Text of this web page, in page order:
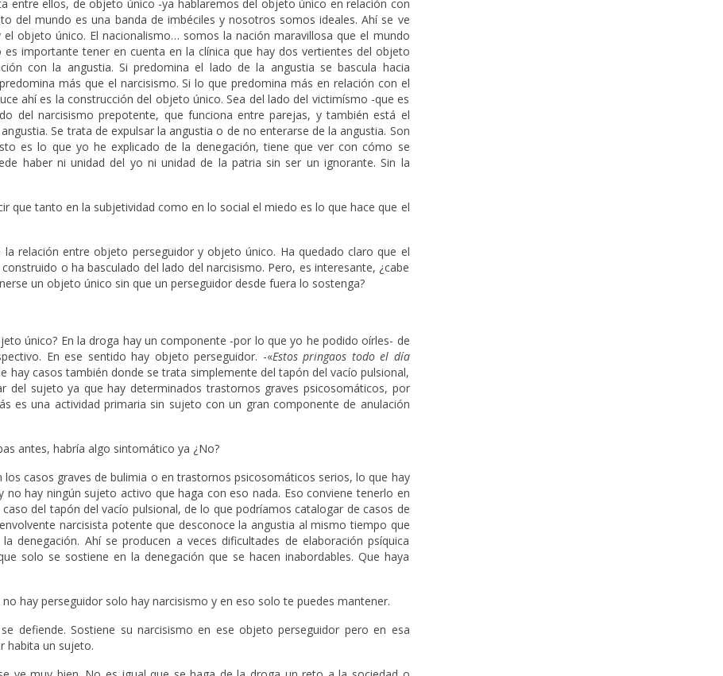
entre ellos, de objeto único -ya hablaremos del objeto único en relación con
del mundo es una banda de imbéciles y nosotros somos ideales. Ahí se ve
objeto único. El nacionalismo… somos la nación maravillosa que el mundo
importante tener en cuenta en la clínica que hay dos vertientes del objeto
con la angustia. Si predomina el lado de la angustia se bascula hacia
más que el narcisismo. Si lo que predomina más en relación con el
ahí es la construcción del objeto único. Sea del lado del victimísmo -que es
del narcisismo prepotente, que funciona entre parejas, y también está el
Se trata de expulsar la angustia o de no enterarse de la angustia. Son
es lo que yo he explicado de la denegación, tiene que ver con cómo se
haber ni unidad del yo ni unidad de la patria sin ser un ignorante. Sin la
que tanto en la subjetividad como en lo social el miedo es lo que hace que el
relación entre objeto perseguidor y objeto único. Ha quedado claro que el
o ha basculado del lado del narcisismo. Pero, es interesante, ¿cabe
un objeto único sin que un perseguidor desde fuera lo sostenga?
único? En la droga hay un componente -por lo que yo he podido oírles- de
En ese sentido hay objeto perseguidor. -«Estos pringaos todo el día
hay casos también donde se trata simplemente del tapón del vacío pulsional,
del sujeto ya que hay determinados trastornos graves psicosomáticos, por
es una actividad primaria sin sujeto con un gran componente de anulación
antes, habría algo sintomático ya ¿No?
los casos graves de bulimia o en trastornos psicosomáticos serios, lo que hay
hay ningún sujeto activo que haga con eso nada. Eso conviene tenerlo en
del tapón del vacío pulsional, de lo que podríamos catalogar de casos de
narcisista potente que desconoce la angustia al mismo tiempo que
denegación. Ahí se producen a veces dificultades de elaboración psíquica
solo se sostiene en la denegación que se hacen inabordables. Que haya
hay perseguidor solo hay narcisismo y en eso solo te puedes mantener.
defiende. Sostiene su narcisismo en ese objeto perseguidor pero en esa
habita un sujeto.